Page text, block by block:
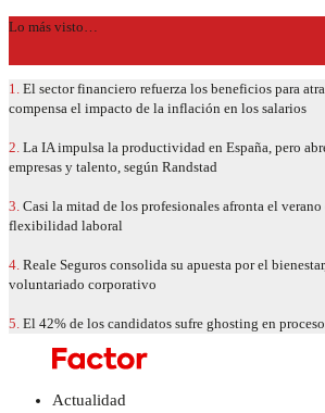
Lo más visto…
1. El sector financiero refuerza los beneficios para
compensa el impacto de la inflación en los salarios
2. La IA impulsa la productividad en España, pero
empresas y talento, según Randstad
3. Casi la mitad de los profesionales afronta el
flexibilidad laboral
4. Reale Seguros consolida su apuesta por el
voluntariado corporativo
5. El 42% de los candidatos sufre ghosting en
Actualidad